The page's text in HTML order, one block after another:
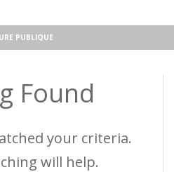
PUBLIQUE
Found
your criteria.
will help.